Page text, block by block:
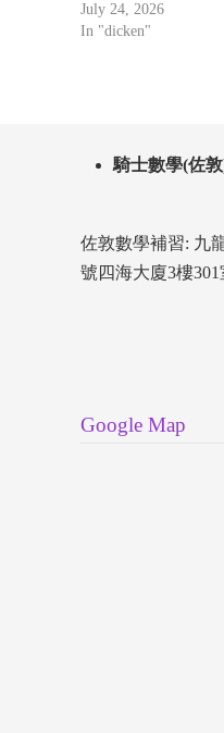
July 24, 2026
In "dicken"
騎士數學(佐
佐敦數學補習: 九
號四海大廈3樓
Google Map